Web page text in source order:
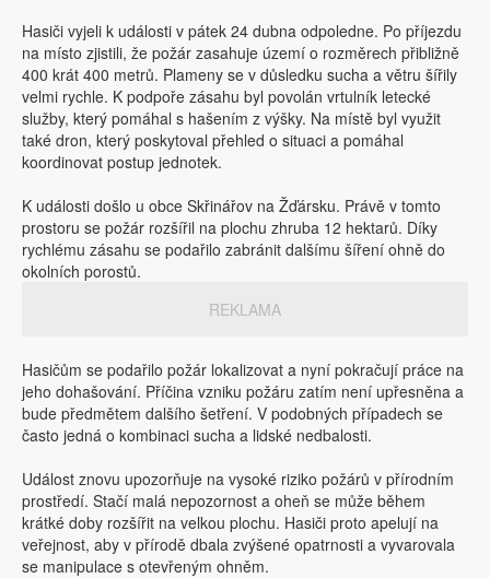
Hasiči vyjeli k události v pátek 24 dubna odpoledne. Po příjezdu
na místo zjistili, že požár zasahuje území o rozměrech přibližně
400 krát 400 metrů. Plameny se v důsledku sucha a větru šířily
velmi rychle. K podpoře zásahu byl povolán vrtulník letecké
služby, který pomáhal s hašením z výšky. Na místě byl využit
také dron, který poskytoval přehled o situaci a pomáhal
koordinovat postup jednotek.
K události došlo u obce Skřinářov na Žďársku. Právě v tomto
prostoru se požár rozšířil na plochu zhruba 12 hektarů. Díky
rychlému zásahu se podařilo zabránit dalšímu šíření ohně do
okolních porostů.
REKLAMA
Hasičům se podařilo požár lokalizovat a nyní pokračují práce na
jeho dohašování. Příčina vzniku požáru zatím není upřesněna a
bude předmětem dalšího šetření. V podobných případech se
často jedná o kombinaci sucha a lidské nedbalosti.
Událost znovu upozorňuje na vysoké riziko požárů v přírodním
prostředí. Stačí malá nepozornost a oheň se může během
krátké doby rozšířit na velkou plochu. Hasiči proto apelují na
veřejnost, aby v přírodě dbala zvýšené opatrnosti a vyvarovala
se manipulace s otevřeným ohněm.